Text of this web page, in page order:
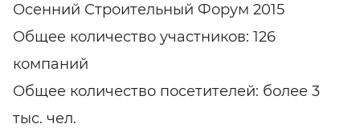
Осенний Строительный Форум 2015
Общее количество участников: 126
компаний
Общее количество посетителей: более 3
тыс. чел.